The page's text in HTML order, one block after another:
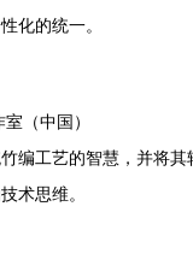
化的统一。
（中国）
编工艺的智慧，并将
术思维。